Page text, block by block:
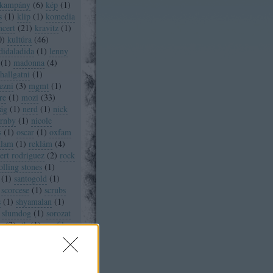
kampány (6) kép ( 1 )
( 1 ) klip ( 1 ) komedia
(21 ) kravitz ( 1 )
) kultúra (46)
( 1 ) lenny
( 1 ) madonna (4)
(1 )
(3) mgmt (1 )
(1 ) mozi (33)
(1 ) nerd (1 ) nick
(1 ) nicole
(1 ) oscar (1 ) oxfam
(1 ) reklám (4)
rodriguez (2) rock
stones (1 )
(1 ) santogold (1 )
scorcese (1 ) scrubs
(1 ) shyamalan (1 )
slumdog (1 ) sorozat
(2) stb (1) szarfilm
the